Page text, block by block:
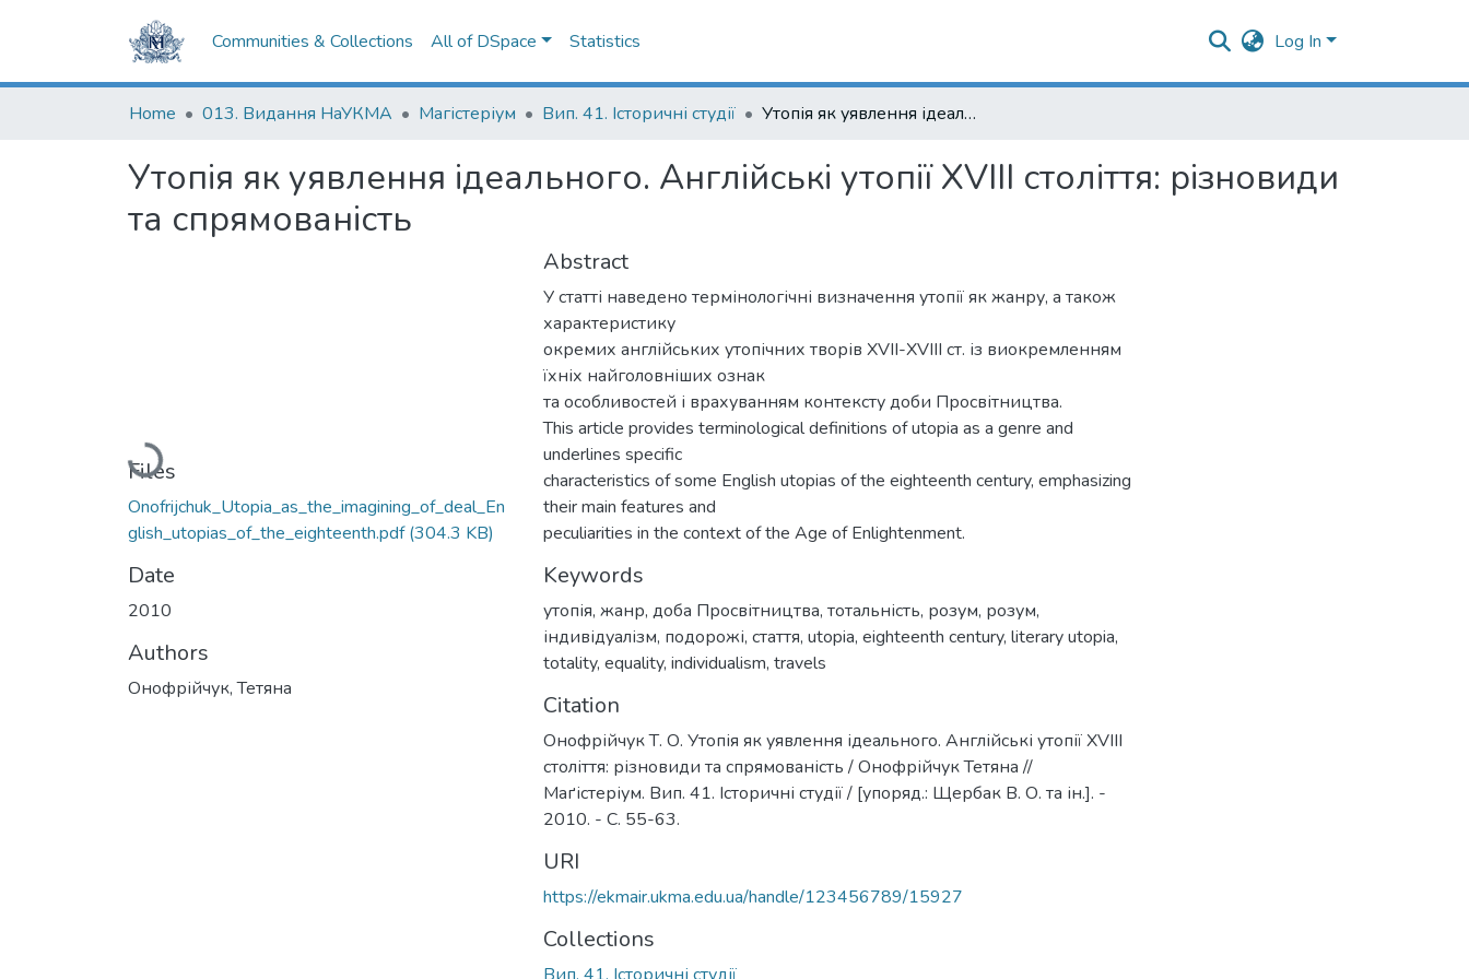
Communities & Collections All of DSpace Statistics Log In
Home 013. Видання НаУКМА Магістеріум Вип. 41. Історичні студії Утопія як уявлення ідеального. Англійські утопії XVIII століття: різновиди та спрямованість
Утопія як уявлення ідеального. Англійські утопії XVIII століття: різновиди
та спрямованість
Loading...
Files
Onofrijchuk_Utopia_as_the_imagining_of_deal_En
glish_utopias_of_the_eighteenth.pdf(304.3 KB)
Date
2010
Authors
Онофрійчук, Тетяна
Abstract
У статті наведено термінологічні визначення утопії як жанру, а також
характеристику
окремих англійських утопічних творів XVII-XVIII ст. із виокремленням
їхніх найголовніших ознак
та особливостей і врахуванням контексту доби Просвітництва.
This article provides terminological definitions of utopia as a genre and
underlines specific
characteristics of some English utopias of the eighteenth century, emphasizing
their main features and
peculiarities in the context of the Age of Enlightenment.
Keywords
утопія, жанр, доба Просвітництва, тотальність, розум, розум,
індивідуалізм, подорожі, стаття, utopia, eighteenth century, literary utopia,
totality, equality, individualism, travels
Citation
Онофрійчук Т. О. Утопія як уявлення ідеального. Англійські утопії XVIII
століття: різновиди та спрямованість / Онофрійчук Тетяна //
Маґістеріум. Вип. 41. Історичні студії / [упоряд.: Щербак В. О. та ін.]. -
2010. - С. 55-63.
URI
https://ekmair.ukma.edu.ua/handle/123456789/15927
Collections